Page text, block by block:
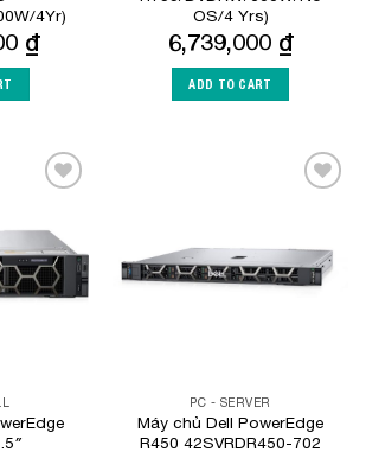
4Yr)
₫
OS/4 Yrs)
6,739,000 ₫
ADD TO CART
PC - SERVER
Máy chủ Dell PowerEdge
R450 42SVRDR450-702